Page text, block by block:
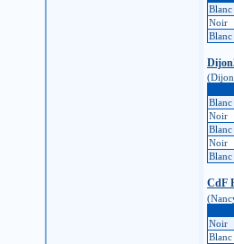
Blanc
Noir
Blanc
Blanc
Noir
Blanc
Noir
Blanc
CdF
Noir
Blanc